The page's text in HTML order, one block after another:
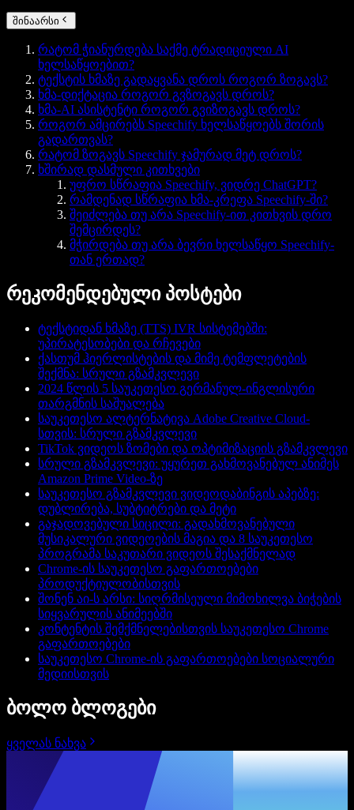
შინაარსი
რატომ ჭიანურდება საქმე ტრადიციული AI
ხელსაწყოებით?
ტექსტის ხმაზე გადაყვანა დროს როგორ ზოგავს?
ხმა-დიქტაცია როგორ გვზოგავს დროს?
ხმა-AI ასისტენტი როგორ გვიზოგავს დროს?
როგორ ამცირებს Speechify ხელსაწყოებს შორის
გადართვას?
რატომ ზოგავს Speechify ჯამურად მეტ დროს?
ხშირად დასმული კითხვები
უფრო სწრაფია Speechify, ვიდრე ChatGPT?
რამდენად სწრაფია ხმა-კრეფა Speechify-ში?
შეიძლება თუ არა Speechify-ით კითხვის დრო
შემცირდეს?
მჭირდება თუ არა ბევრი ხელსაწყო Speechify-
თან ერთად?
რეკომენდებული პოსტები
ტექსტიდან ხმაზე (TTS) IVR სისტემებში:
უპირატესობები და რჩევები
ქასთუმ ჰიერლისტების და მიმე ტემფლეტების
შექმნა: სრული გზამკვლევი
2024 წლის 5 საუკეთესო გერმანულ-ინგლისური
თარგმნის საშუალება
საუკეთესო ალტერნატივა Adobe Creative Cloud-
სთვის: სრული გზამკვლევი
TikTok ვიდეოს ზომები და ოპტიმიზაციის გზამკვლევი
სრული გზამკვლევი: უყურეთ გახმოვანებულ ანიმეს
Amazon Prime Video-ზე
საუკეთესო გზამკვლევი ვიდეოდაბინგის აპებზე:
დუბლირება, სუბტიტრები და მეტი
გაჯადოვებული სიცილი: გადახმოვანებული
მუსიკალური ვიდეოების მაგია და 8 საუკეთესო
პროგრამა საკუთარი ვიდეოს შესაქმნელად
Chrome-ის საუკეთესო გაფართოებები
პროდუქტიულობისთვის
შონენ აი-ს არსი: სიღრმისეული მიმოხილვა ბიჭების
სიყვარულის ანიმეებში
კონტენტის შემქმნელებისთვის საუკეთესო Chrome
გაფართოებები
საუკეთესო Chrome-ის გაფართოებები სოციალური
მედიისთვის
ბოლო ბლოგები
ყველას ნახვა